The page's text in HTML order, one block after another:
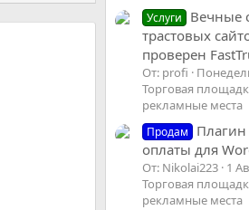
Услуги
Вечные
трастовых
проверен
От: profi
Торговая
рекламные места
Продам
оплаты для
От: Nikolai223 1
Торговая
рекламные места